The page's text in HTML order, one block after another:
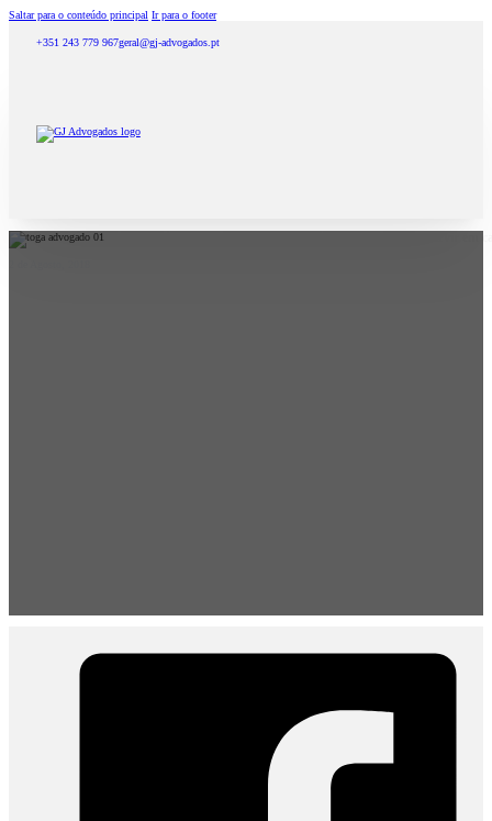
Saltar para o conteúdo principal Ir para o footer
+351 243 779 967geral@gj-advogados.pt
Direito dos advogados ao adiamento de actos processuais em que devam intervir em